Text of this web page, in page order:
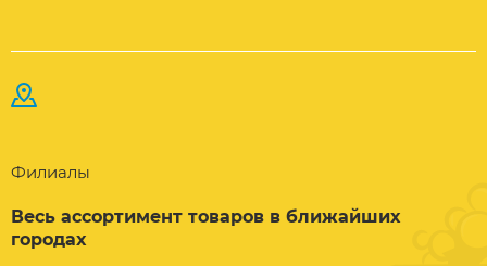
Филиалы
Весь ассортимент товаров в ближайших
городах